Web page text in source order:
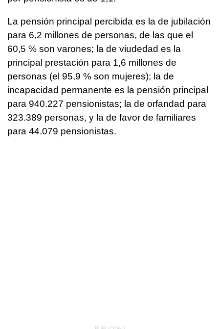
La pensión principal percibida es la de jubilación
para 6,2 millones de personas, de las que el
60,5 % son varones; la de viudedad es la
principal prestación para 1,6 millones de
personas (el 95,9 % son mujeres); la de
incapacidad permanente es la pensión principal
para 940.227 pensionistas; la de orfandad para
323.389 personas, y la de favor de familiares
para 44.079 pensionistas.